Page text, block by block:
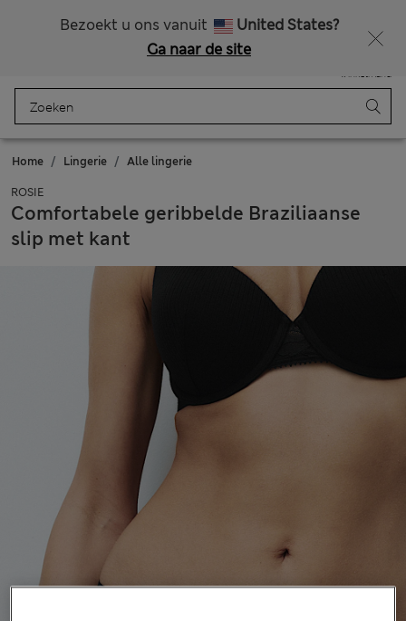
Bezoekt u ons vanuit
United States?
Ga naar de site
Winkelmand
Home Lingerie Alle lingerie
ROSIE
Comfortabele geribbelde Braziliaanse
slip met kant